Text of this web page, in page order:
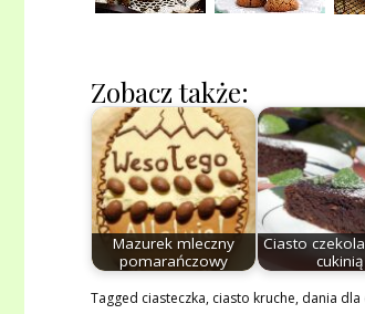
Zobacz także:
Mazurek mleczny
pomarańczowy
Ciasto
cukinią
Tagged ciasteczka, ciasto kruche, dania dla